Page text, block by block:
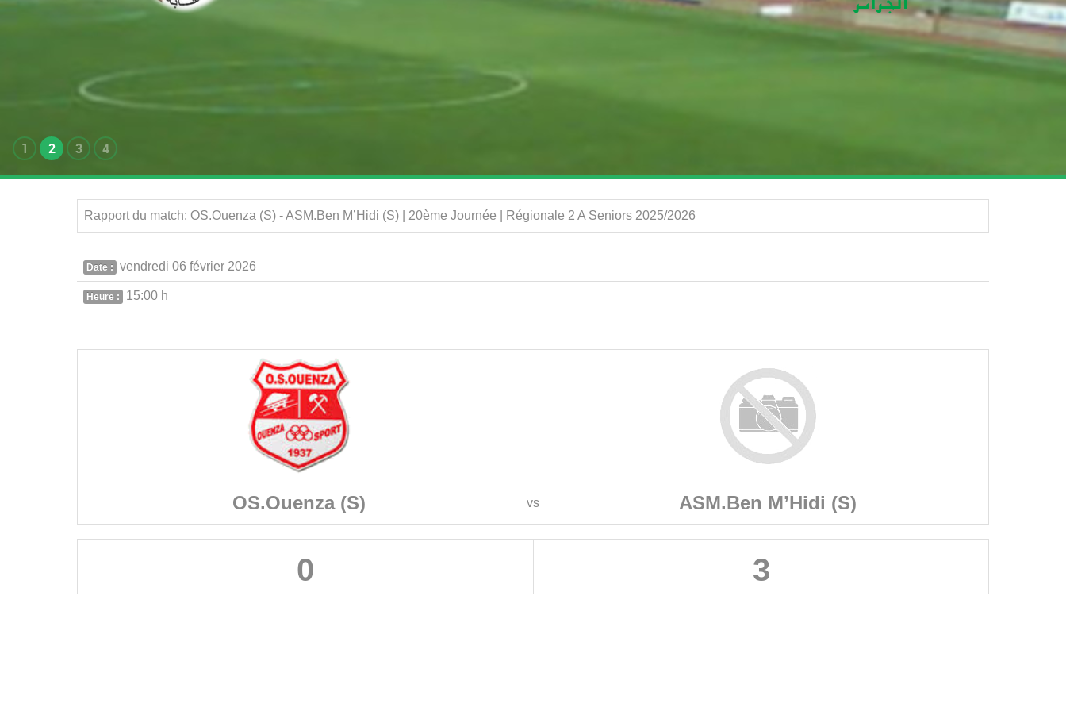
1 2 3 4
Rapport du match: OS.Ouenza (S) - ASM.Ben M’Hidi (S) | 20ème Journée | Régionale 2 A Seniors 2025/2026
Date : vendredi 06 février 2026
Heure : 15:00 h
OS.Ouenza (S) vs ASM.Ben M’Hidi (S)
0 3